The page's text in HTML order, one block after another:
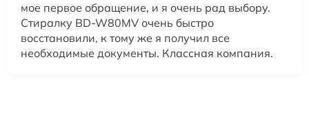
мое первое обращение, и я очень рад выбору.
Стиралку BD-W80MV очень быстро
восстановили, к тому же я получил все
необходимые документы. Классная компания.